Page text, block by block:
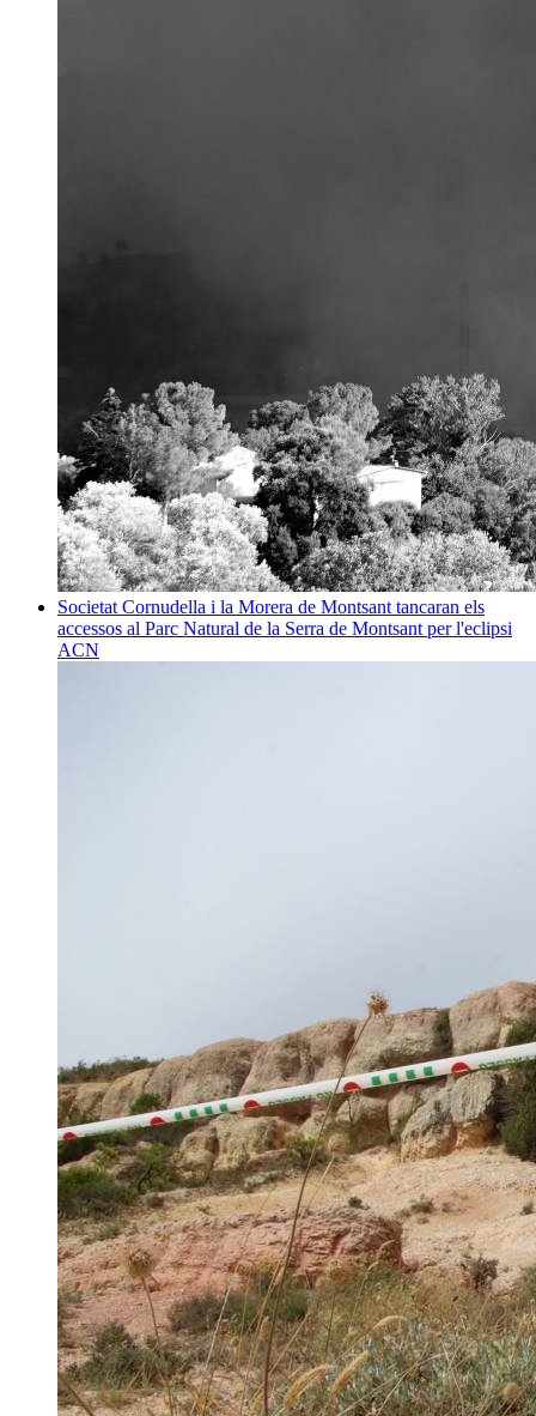
Societat Cornudella i la Morera de Montsant tancaran els
accessos al Parc Natural de la Serra de Montsant per l'eclipsi
ACN